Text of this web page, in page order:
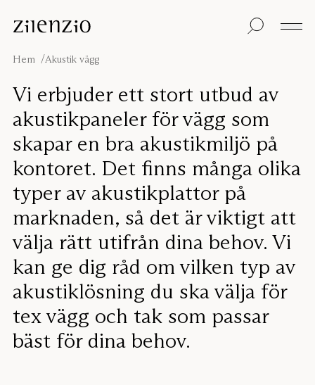
Insikter
Ljudberäknaren
Om oss
Ljudmiljöer
Inspiration
Formgivare
Takabsorbenter
Sittmöbler
Pro
Studio
Focus®
Hållbarhet
Hem Akustik vägg
Vi erbjuder ett stort utbud av
akustikpaneler för vägg som
skapar en bra akustikmiljö på
kontoret. Det finns många olika
typer av akustikplattor på
marknaden, så det är viktigt att
välja rätt utifrån dina behov. Vi
kan ge dig råd om vilken typ av
akustiklösning du ska välja för
tex vägg och tak som passar
bäst för dina behov.